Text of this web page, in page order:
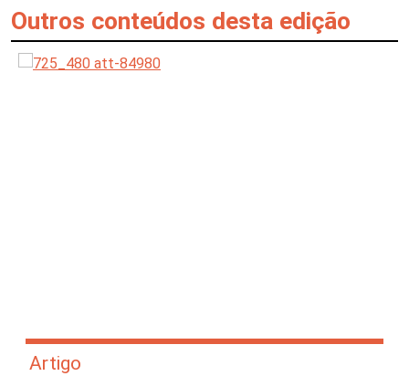
Outros conteúdos desta edição
Artigo